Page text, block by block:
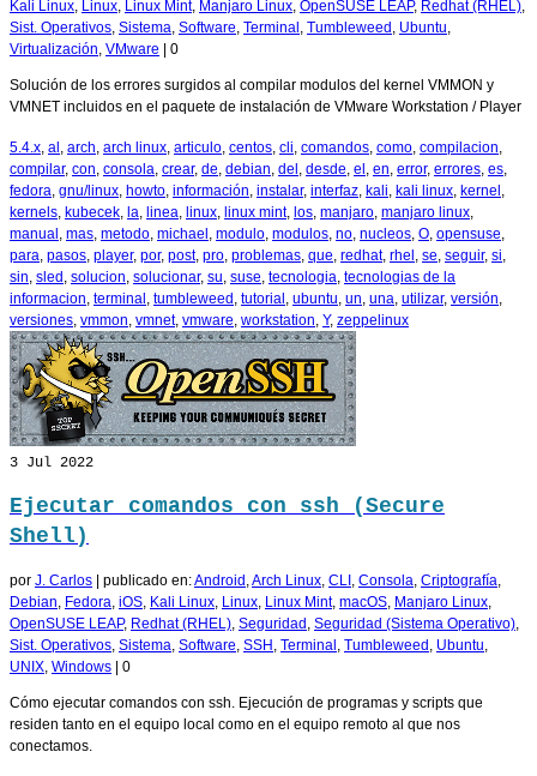
Kali Linux, Linux, Linux Mint, Manjaro Linux, OpenSUSE LEAP, Redhat (RHEL),
Sist. Operativos, Sistema, Software, Terminal , Tumbleweed , Ubuntu,
Virtualización, VMware 0
Solución de los errores surgidos al compilar modulos del kernel VMMON y
VMNET incluidos en el paquete de instalación de VMware Workstation / Player
5.4.x, al , arch, arch linux, articulo, centos, cli, comandos, como, compilacion,
compilar, con, consola, crear, de, debian, del , desde, el , en, error, errores, es,
fedora, gnu/linux, howto, información, instalar, interfaz, kali, kali linux, kernel ,
kernels, kubecek, la, linea, linux, linux mint, los, manjaro, manjaro linux,
manual , mas, metodo, michael , modulo, modulos, no, nucleos, O, opensuse,
para, pasos, player, por, post, pro, problemas, que, redhat, rhel , se, seguir, si,
sin, sled , solucion, solucionar, su, suse, tecnologia, tecnologias de la
informacion, terminal , tumbleweed , tutorial , ubuntu, un, una, utilizar, versión,
versiones, vmmon, vmnet, vmware, workstation, Y, zeppelinux
3 Jul 2022
Ejecutar comandos con ssh (Secure
Shell)
por J. Carlos | publicado en:Android Arch Linux CLI Consola Criptografía
Debian Fedora iOS Kali Linux Linux Linux Mint, macOS Manjaro Linux
OpenSUSE LEAP, Redhat (RHEL) Seguridad Seguridad (Sistema Operativo)
Sist. Operativos Sistema Software SSH Terminal Tumbleweed Ubuntu
UNIX Windows | 0
Cómo ejecutar comandos con ssh. Ejecución de programas y scripts que
residen tanto en el equipo local como en el equipo remoto al que nos
conectamos.